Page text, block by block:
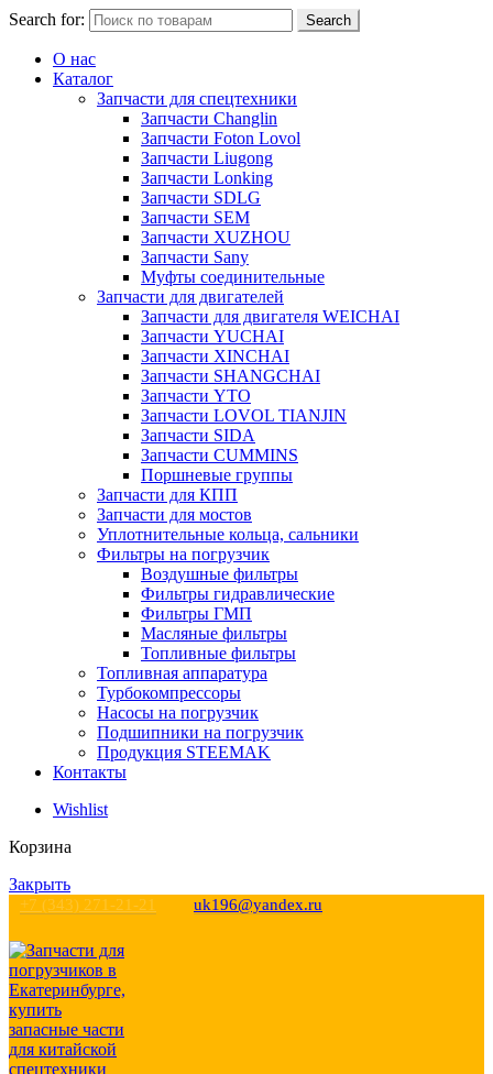
Search for: Search
О нас
Каталог
Запчасти для спецтехники
Запчасти Changlin
Запчасти Foton Lovol
Запчасти Liugong
Запчасти Lonking
Запчасти SDLG
Запчасти SEM
Запчасти XUZHOU
Запчасти Sany
Муфты соединительные
Запчасти для двигателей
Запчасти для двигателя WEICHAI
Запчасти YUCHAI
Запчасти XINCHAI
Запчасти SHANGCHAI
Запчасти YTO
Запчасти LOVOL TIANJIN
Запчасти SIDA
Запчасти CUMMINS
Поршневые группы
Запчасти для КПП
Запчасти для мостов
Уплотнительные кольца, сальники
Фильтры на погрузчик
Воздушные фильтры
Фильтры гидравлические
Фильтры ГМП
Масляные фильтры
Топливные фильтры
Топливная аппаратура
Турбокомпрессоры
Насосы на погрузчик
Подшипники на погрузчик
Продукция STEEMAK
Контакты
Wishlist
Корзина
Закрыть
+7 (343) 271-21-21 uk196@yandex.ru